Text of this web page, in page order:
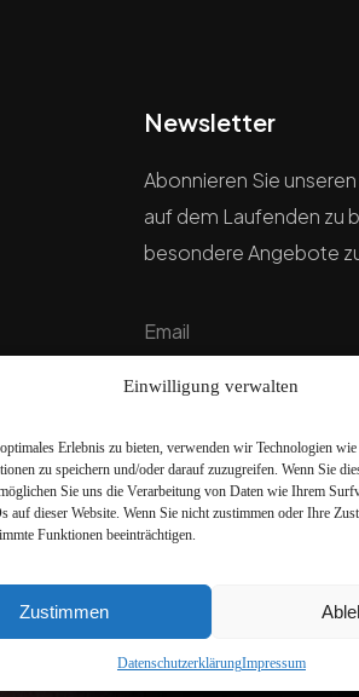
Einwilligung verwalten
Erlebnis zu bieten, verwenden wir Technologien
zu speichern und/oder darauf zuzugreifen. Wenn Sie
Sie uns die Verarbeitung von Daten wie Ihrem
auf dieser Website. Wenn Sie nicht zustimmen oder Ihre
Funktionen beeinträchtigen.
Zustimmen
DatenschutzerklärungImpressum
Newsletter
Abonnieren Sie
auf dem Laufenden zu
besondere Angebote